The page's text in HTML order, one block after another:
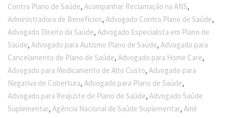
Contra Plano de Saúde,Acompanhar Reclamação na ANS,
Administradora de Benefícios,Advogado Contra Plano de Saúde,
Advogado Direito da Saúde,Advogado Especialista em Plano de
Saúde,Advogado para Autismo Plano de Saúde,Advogado para
Cancelamento de Plano de Saúde,Advogado para Home Care,
Advogado para Medicamento de Alto Custo,Advogado para
Negativa de Cobertura,Advogado para Plano de Saúde,
Advogado para Reajuste de Plano de Saúde,Advogado Saúde
Suplementar,Agência Nacional de Saúde Suplementar,Amil